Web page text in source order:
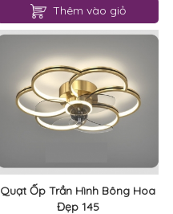
Thêm vào giỏ
Quạt Ốp Trần Hình Bông Hoa
Đẹp 145